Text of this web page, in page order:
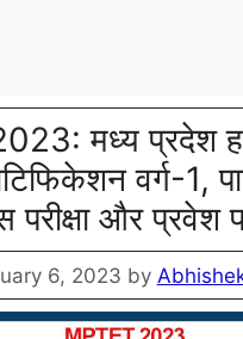
मध्य प्रदेश
वर्ग-1,
परीक्षा और प्रवेश
6, 2023 by